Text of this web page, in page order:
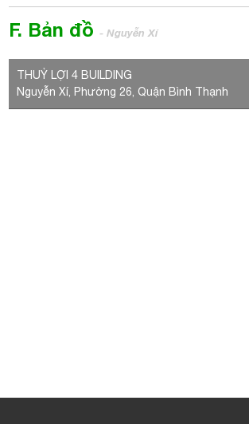
F. Bản đồ- Nguyễn Xí
THUỶ LỢI 4 BUILDING
Nguyễn Xí, Phường 26, Quận Bình Thạnh